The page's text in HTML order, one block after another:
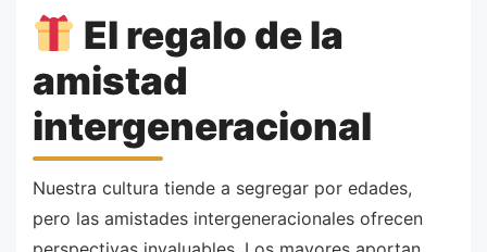
El regalo de la
amistad
intergeneracional
Nuestra cultura tiende a segregar por edades,
pero las amistades intergeneracionales ofrecen